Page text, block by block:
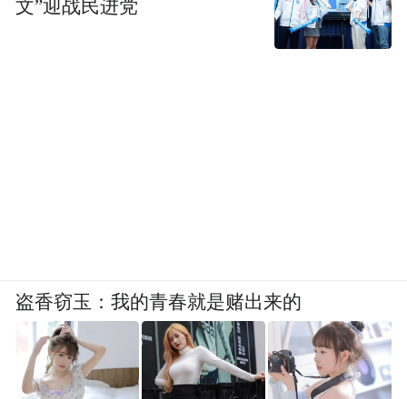
文”迎战民进党
盗香窃玉：我的青春就是赌出来的